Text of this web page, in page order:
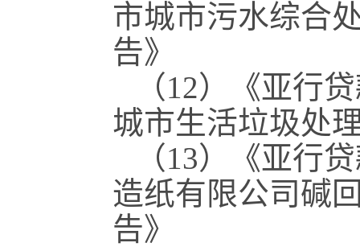
市城市污水综合
告》
（12）《亚行
城市生活垃圾处
（13）《亚行
造纸有限公司碱
告》